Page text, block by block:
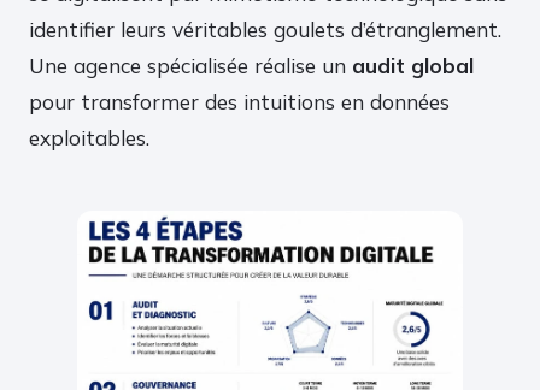
identifier leurs véritables goulets d’étranglement.
Une agence spécialisée réalise un audit global
pour transformer des intuitions en données
exploitables.